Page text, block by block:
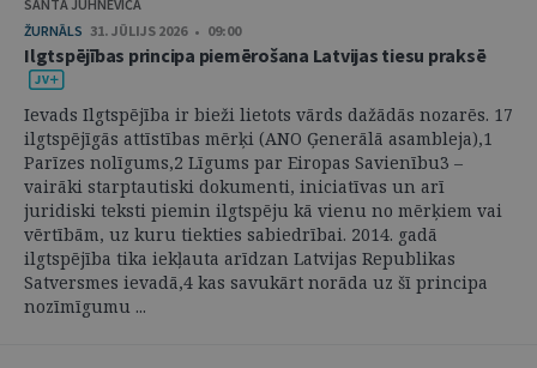
SANTA JUHNEVIČA
ŽURNĀLS 31. JŪLIJS 2026 • 09:00
Ilgtspējības principa piemērošana Latvijas tiesu praksē
Ievads Ilgtspējība ir bieži lietots vārds dažādās nozarēs. 17
ilgtspējīgās attīstības mērķi (ANO Ģenerālā asambleja),1
Parīzes nolīgums,2 Līgums par Eiropas Savienību3 –
vairāki starptautiski dokumenti, iniciatīvas un arī
juridiski teksti piemin ilgtspēju kā vienu no mērķiem vai
vērtībām, uz kuru tiekties sabiedrībai. 2014. gadā
ilgtspējība tika iekļauta arīdzan Latvijas Republikas
Satversmes ievadā,4 kas savukārt norāda uz šī principa
nozīmīgumu ...